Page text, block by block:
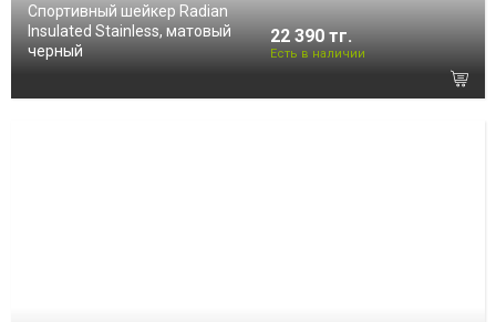
Спортивный шейкер Radian
Insulated Stainless, матовый
черный
22 390 тг.
Есть в наличии